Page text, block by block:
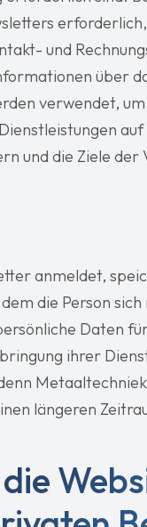
und
über
verwendet,
und die Ziele
anmeldet,
die Person
Daten
ihrer
längeren